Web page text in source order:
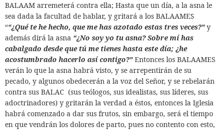
BALAAM arremeterá contra ella; Hasta que un día, a la asna le
sea dada la facultad de hablar, y gritará a los BALAAMES
““¿Qué te he hecho, que me has azotado estas tres veces?”y
además dirá la asna “¿No soy yo tu asna? Sobre mí has
cabalgado desde que tú me tienes hasta este día; ¿he
acostumbrado hacerlo así contigo?”Entonces los BALAAMES
verán lo que la asna habrá visto, y se arrepentirán de su
pecado, y algunos obedecerán a la voz del Señor, y se rebelarán
contra sus BALAC (sus teólogos, sus idealistas, sus líderes, sus
adoctrinadores) y gritarán la verdad a éstos, entonces la Iglesia
habrá comenzado a dar sus frutos, sin embargo, será el tiempo
en que vendrán los dolores de parto, pues no contento con esto,